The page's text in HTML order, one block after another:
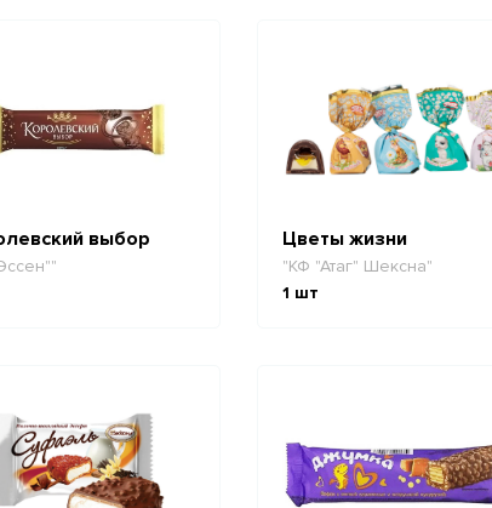
выбор Цветы жизни
"КФ "Атаг" Шексна"
1 шт